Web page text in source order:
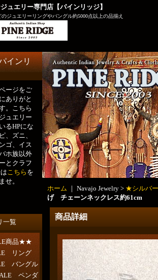
ュエリー専門店【パインリッジ】
ジュエリーリングやバングル約5000点以上の品揃え
インリ
ージをご
ありがと
。こちら
ュエリー
るHPにな
、ズニ、
ゴ、イス
ホ族以外
とクラフ
こちら を
せ。
一覧
商品★★
リング
バングル
ペンダ
ホーム ｜ Navajo Jewelry > ★シルバ
げ チェーンネックレス約61cm
商品詳細